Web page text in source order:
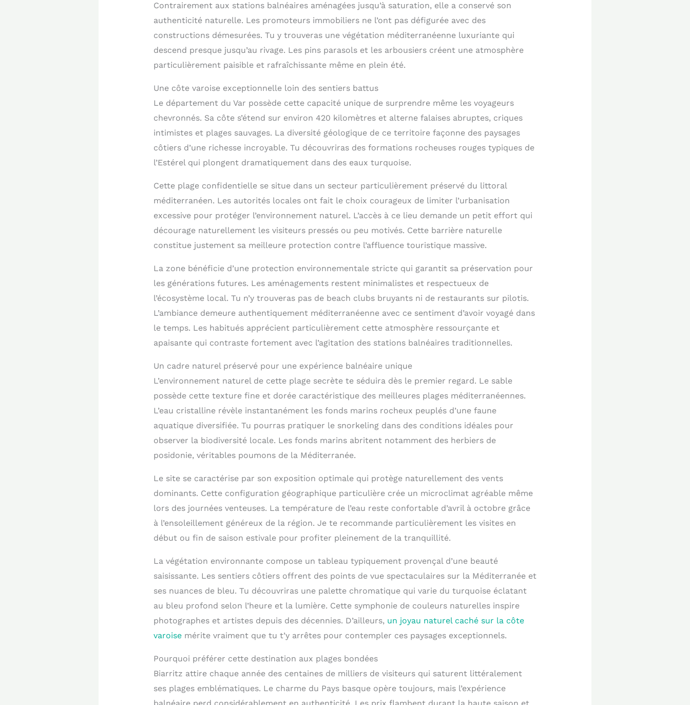
Contrairement aux stations balnéaires aménagées jusqu’à saturation, elle a conservé son
authenticité naturelle. Les promoteurs immobiliers ne l’ont pas défigurée avec des
constructions démesurées. Tu y trouveras une végétation méditerranéenne luxuriante qui
descend presque jusqu’au rivage. Les pins parasols et les arbousiers créent une atmosphère
particulièrement paisible et rafraîchissante même en plein été.
Une côte varoise exceptionnelle loin des sentiers battus
Le département du Var possède cette capacité unique de surprendre même les voyageurs
chevronnés. Sa côte s’étend sur environ 420 kilomètres et alterne falaises abruptes, criques
intimistes et plages sauvages. La diversité géologique de ce territoire façonne des paysages
côtiers d’une richesse incroyable. Tu découvriras des formations rocheuses rouges typiques de
l’Estérel qui plongent dramatiquement dans des eaux turquoise.
Cette plage confidentielle se situe dans un secteur particulièrement préservé du littoral
méditerranéen. Les autorités locales ont fait le choix courageux de limiter l’urbanisation
excessive pour protéger l’environnement naturel. L’accès à ce lieu demande un petit effort qui
décourage naturellement les visiteurs pressés ou peu motivés. Cette barrière naturelle
constitue justement sa meilleure protection contre l’affluence touristique massive.
La zone bénéficie d’une protection environnementale stricte qui garantit sa préservation pour
les générations futures. Les aménagements restent minimalistes et respectueux de
l’écosystème local. Tu n’y trouveras pas de beach clubs bruyants ni de restaurants sur pilotis.
L’ambiance demeure authentiquement méditerranéenne avec ce sentiment d’avoir voyagé dans
le temps. Les habitués apprécient particulièrement cette atmosphère ressourçante et
apaisante qui contraste fortement avec l’agitation des stations balnéaires traditionnelles.
Un cadre naturel préservé pour une expérience balnéaire unique
L’environnement naturel de cette plage secrète te séduira dès le premier regard. Le sable
possède cette texture fine et dorée caractéristique des meilleures plages méditerranéennes.
L’eau cristalline révèle instantanément les fonds marins rocheux peuplés d’une faune
aquatique diversifiée. Tu pourras pratiquer le snorkeling dans des conditions idéales pour
observer la biodiversité locale. Les fonds marins abritent notamment des herbiers de
posidonie, véritables poumons de la Méditerranée.
Le site se caractérise par son exposition optimale qui protège naturellement des vents
dominants. Cette configuration géographique particulière crée un microclimat agréable même
lors des journées venteuses. La température de l’eau reste confortable d’avril à octobre grâce
à l’ensoleillement généreux de la région. Je te recommande particulièrement les visites en
début ou fin de saison estivale pour profiter pleinement de la tranquillité.
La végétation environnante compose un tableau typiquement provençal d’une beauté
saisissante. Les sentiers côtiers offrent des points de vue spectaculaires sur la Méditerranée et
ses nuances de bleu. Tu découvriras une palette chromatique qui varie du turquoise éclatant
au bleu profond selon l’heure et la lumière. Cette symphonie de couleurs naturelles inspire
photographes et artistes depuis des décennies. D’ailleurs, un joyau naturel caché sur la côte
varoisemérite vraiment que tu t’y arrêtes pour contempler ces paysages exceptionnels.
Pourquoi préférer cette destination aux plages bondées
Biarritz attire chaque année des centaines de milliers de visiteurs qui saturent littéralement
ses plages emblématiques. Le charme du Pays basque opère toujours, mais l’expérience